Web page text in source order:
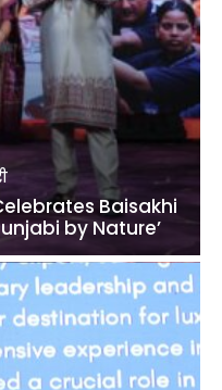
Baisakhi
by Nature’